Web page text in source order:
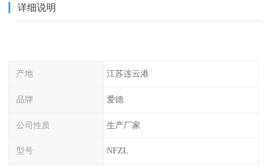
详细说明
产地 江苏连云港
品牌 爱德
公司性质 生产厂家
型号 NFZL